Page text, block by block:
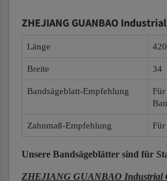
ZHEJIANG GUANBAO
Länge
Breite 34
Bandsägeblatt-Empfehlung
Zahnmaß-Empfehlung Für
Unsere Bandsägeblätter sind für
ZHEJIANG GUANBAO Industrial